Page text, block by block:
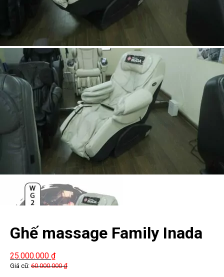
Ghế massage Family Inada
FMC-WG2200
25.000.000 ₫
Giá cũ: 60.000.000₫